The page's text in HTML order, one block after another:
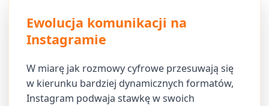
Ewolucja komunikacji na
Instagramie
W miarę jak rozmowy cyfrowe przesuwają się
w kierunku bardziej dynamicznych formatów,
Instagram podwaja stawkę w swoich